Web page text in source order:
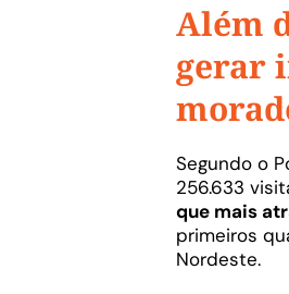
Além
gerar
Segundo o
256.633
que mais
primeiros
Nordeste.